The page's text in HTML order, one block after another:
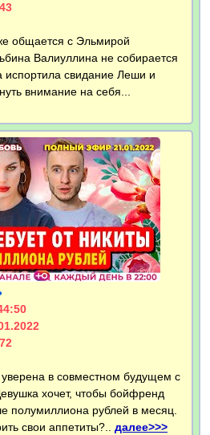
общается с Эльмирой
Валиуллина не собирается
испортила свидание Леши и
внимание на себя...
в совместном будущем с
хочет, чтобы бойфренд
полумиллиона рублей в месяц.
свои аппетиты?.. далее>>>